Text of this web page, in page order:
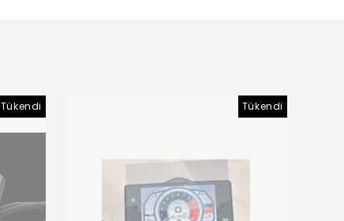
Tükendi Tükendi